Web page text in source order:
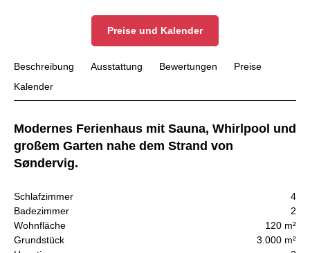
Preise und Kalender
Beschreibung Ausstattung Bewertungen
Preise
Kalender
Modernes Ferienhaus mit Sauna, Whirlpool und
großem Garten nahe dem Strand von
Søndervig.
Schlafzimmer
4
Badezimmer
2
Wohnfläche
120 m²
Grundstück
3.000 m²